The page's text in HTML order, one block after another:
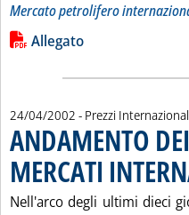
Mercato petrolifero
Leggi tutta la notizia:
Lista allegati PDF
Allegato
24/04/2002 - Prezzi
ANDAMENTO
MERCATI
Nell'arco degli ultimi dieci